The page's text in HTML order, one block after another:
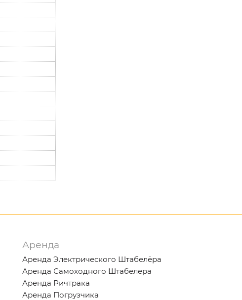
Аренда
Аренда Электрического Штабелёра
Аренда Самоходного Штабелера
Аренда Ричтрака
Аренда Погрузчика